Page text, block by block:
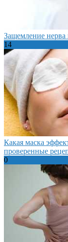
Защемление
14
Какая маска
проверенные
0